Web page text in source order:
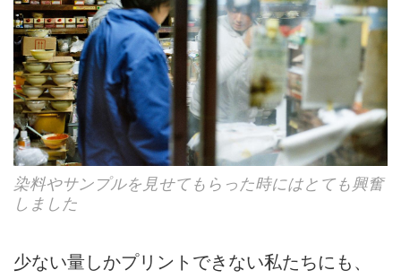
染料やサンプルを見せてもらった時にはとても興奮
しました
少ない量しかプリントできない私たちにも、